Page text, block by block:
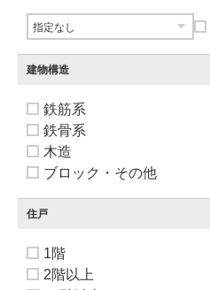
建物構造
鉄筋系
鉄骨系
木造
ブロック・その他
住戸
1階
2階以上